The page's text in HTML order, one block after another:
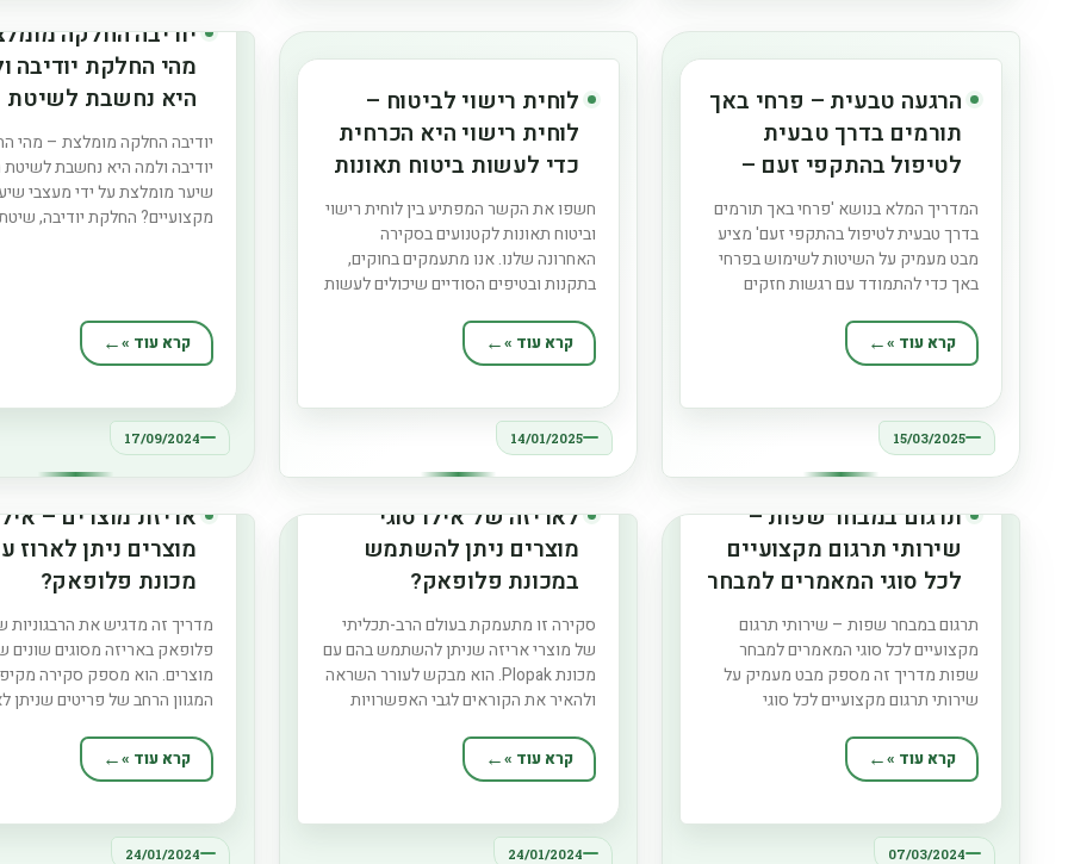
הרגעה טבעית – פרחי באך
תורמים בדרך טבעית
לטיפול בהתקפי זעם –
המדריך המלא
המדריך המלא בנושא 'פרחי באך תורמים
בדרך טבעית לטיפול בהתקפי זעם' מציע
מבט מעמיק על השיטות לשימוש בפרחי
באך כדי להתמודד עם רגשות חזקים
הסבר על מקורות הפרחים, היתרונות
שלהם וכיצד הם יכולים לשמש כדרך
מצבי לחץ ועצבנות.
קרא עוד »
15/03/2025
לוחית רישוי לביטוח –
לוחית רישוי היא הכרחית
כדי לעשות ביטוח תאונות
על הקורקינט
חשפו את הקשר המפתיע בין לוחית רישוי
וביטוח תאונות לקטנועים בסקירה
האחרונה שלנו. אנו מתעמקים בחוקים,
בתקנות ובטיפים הסודיים שיכולים לעשות
מדוע לוחית רישוי חיונית לקטנוע שלך?
לוחית רישוי חיונית לקטנוע שלך מכמה
שלך, ומאפשר לרשויות לעקוב
קרא עוד »
14/01/2025
יודיבה החלקה
מהי החלקת יודיבה
היא נחשבת לשיטת
החלקת שיער
ידי מעצבי שיער
מקצועיים?
יודיבה החלקה מומלצת – מהי
יודיבה ולמה היא נחשבת
שיער מומלצת על ידי מעצבי
מקצועיים? החלקת יודיבה,
מדוע היא בולטת כבחירה מועדפת
קרא עוד »
17/09/2024
תרגום במבחר שפות –
שירותי תרגום מקצועיים
לכל סוגי המאמרים למבחר
שפות
תרגום במבחר שפות – שירותי תרגום
מקצועיים לכל סוגי המאמרים למבחר
שפות מדריך זה מספק מבט מעמיק על
שירותי תרגום מקצועיים לכל סוגי
מתעמק בחשיבות התרגום, התהליך הכרוך
בו, שיקולי העלות והיתרונות של העסקת
כל היתרונות והחסרונות
קרא עוד »
07/03/2024
לאריזה של אילו סוגי
מוצרים ניתן להשתמש
במכונת פלופאק?
סקירה זו מתעמקת בעולם הרב-תכליתי
של מוצרי אריזה שניתן להשתמש בהם עם
מכונת Plopak. הוא מבקש לעורר השראה
ולהאיר את הקוראים לגבי האפשרויות
מסורתיים ועד לחלופות חדשניות
וידידותיות לסביבה, סקירה זו נועדה
המתאימות לצרכי האריזה ולמטרות
הקיימות שלהם. לסיכום, הרבגוניות
קרא עוד »
24/01/2024
אריזת מוצרים –
מוצרים ניתן לארוז
מכונת פלופאק?
מדריך זה מדגיש את הרבגוניות
פלופאק באריזה מסוגים שונים
מוצרים. הוא מספק סקירה
המגוון הרחב של פריטים שניתן
'האם ניתן לארוז את מוצרי המזון
צדדיות ביותר וניתן
קרא עוד »
24/01/2024